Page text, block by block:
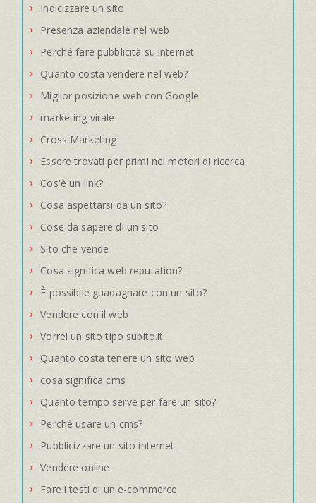
Indicizzare un sito
Presenza aziendale nel web
Perché fare pubblicità su internet
Quanto costa vendere nel web?
Miglior posizione web con Google
marketing virale
Cross Marketing
Essere trovati per primi nei motori di ricerca
Cos'è un link?
Cosa aspettarsi da un sito?
Cose da sapere di un sito
Sito che vende
Cosa significa web reputation?
È possibile guadagnare con un sito?
Vendere con il web
Vorrei un sito tipo subito.it
Quanto costa tenere un sito web
cosa significa cms
Quanto tempo serve per fare un sito?
Perché usare un cms?
Pubblicizzare un sito internet
Vendere online
Fare i testi di un e-commerce